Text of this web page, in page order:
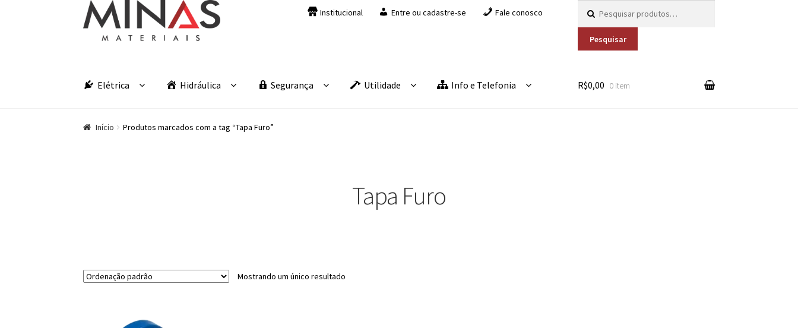
Pular para navegação
Pular para o conteúdo Institucional Entre ou cadastre-se Fale conosco
Pesquisar
Elétrica Hidráulica Segurança Utilidade Info e Telefonia R$0,00 0 item
Início Produtos marcados com a tag “Tapa Furo”
Tapa Furo
Mostrando um único resultado